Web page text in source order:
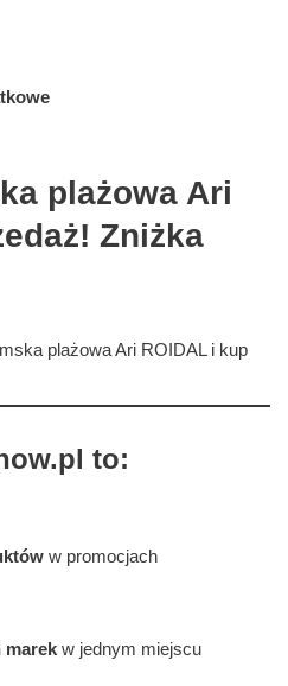
plażowa Ari
Zniżka
plażowa Ari ROIDAL i kup
to:
w promocjach
marek w jednym miejscu